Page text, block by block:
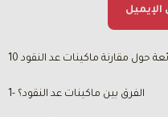
حول مقارنة ماكينات عد النقود
1- الفرق بين ماكينات عد النقود؟